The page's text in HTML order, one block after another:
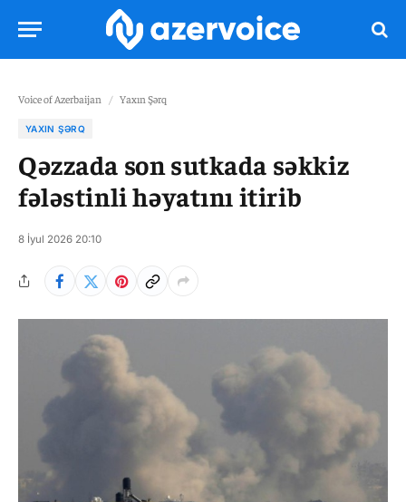
Voice of Azerbaijan / Yaxın Şərq
YAXIN ŞƏRQ
Qəzzada son sutkada səkkiz
fələstinli həyatını itirib
8 İyul 2026 20:10